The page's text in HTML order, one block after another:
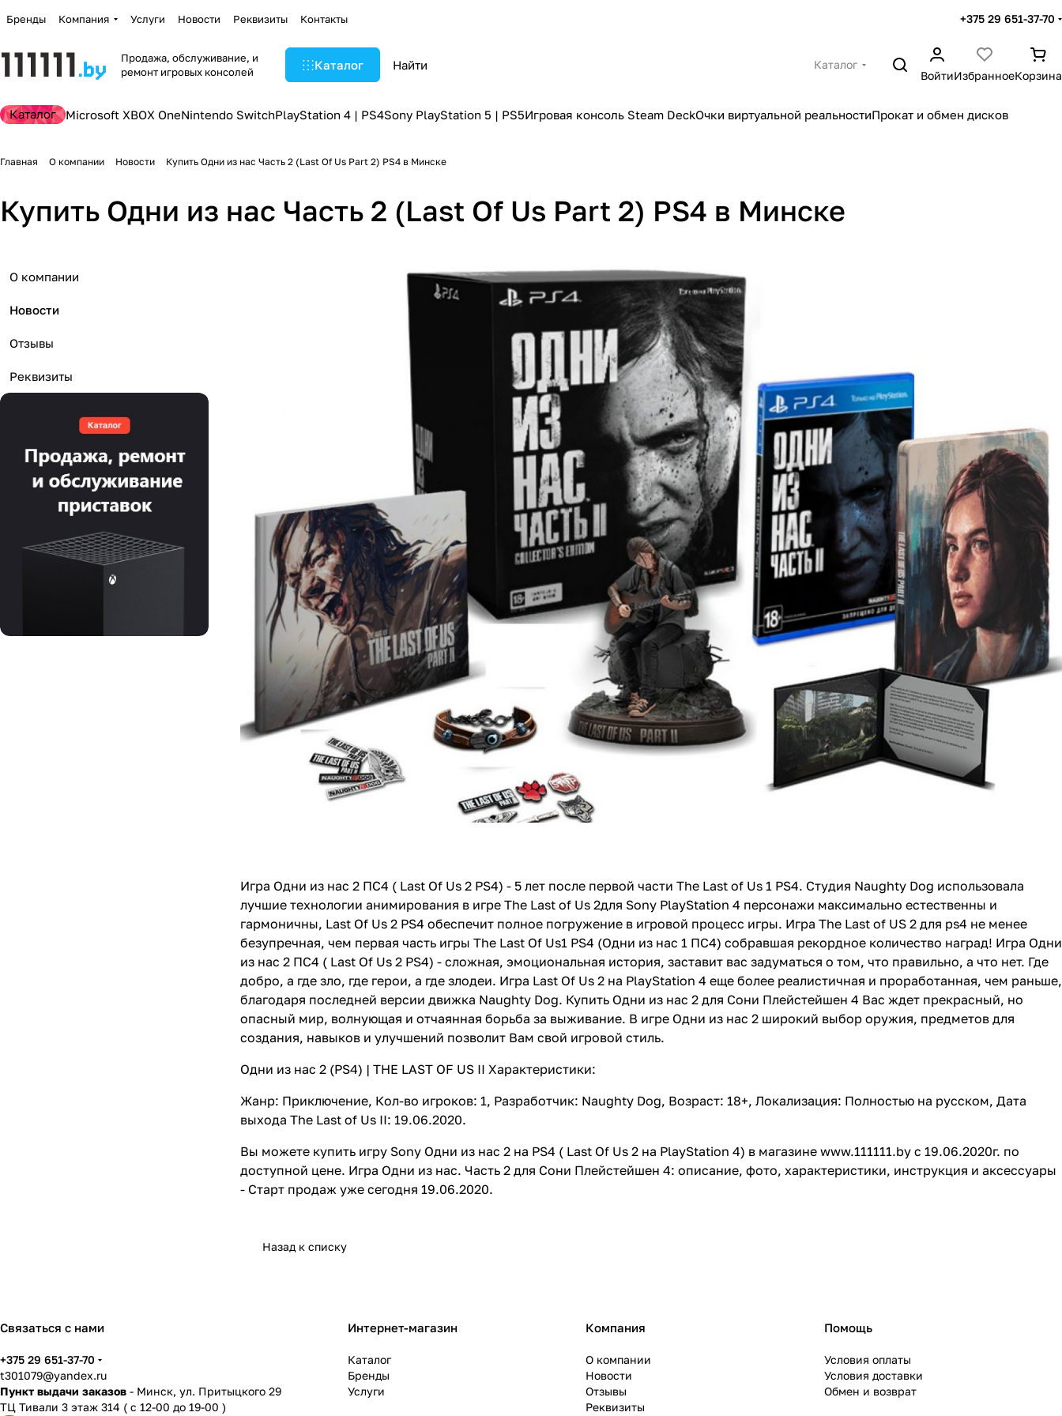
Бренды Компания Услуги Новости Реквизиты Контакты +375 29 651-37-70
Продажа, обслуживание, и
ремонт игровых консолей
Каталог
Каталог
ВойтиИзбранноеКорзина
Каталог Microsoft XBOX OneNintendo SwitchPlayStation 4 | PS4Sony PlayStation 5 | PS5Игровая консоль Steam DeckОчки виртуальной реальностиПрокат и обмен дисков
Главная О компании Новости Купить Одни из нас Часть 2 (Last Of Us Part 2) PS4 в Минске
Купить Одни из нас Часть 2 (Last Of Us Part 2) PS4 в Минске
Игра Одни из нас 2 ПС4 ( Last Of Us 2 PS4) - 5 лет после первой части The Last of Us 1 PS4. Cтудия Naughty Dog использовала
лучшие технологии анимирования в игре The Last of Us 2для Sony PlayStation 4 персонажи максимально естественны и
гармоничны, Last Of Us 2 PS4 обеспечит полное погружение в игровой процесс игры. Игра The Last of US 2 для ps4 не менее
безупречная, чем первая часть игры The Last Of Us1 PS4 (Одни из нас 1 ПС4) собравшая рекордное количество наград! Игра Одни
из нас 2 ПС4 ( Last Of Us 2 PS4) - сложная, эмоциональная история, заставит вас задуматься о том, что правильно, а что нет. Где
добро, а где зло, где герои, а где злодеи. Игра Last Of Us 2 на PlayStation 4 еще более реалистичная и проработанная, чем раньше,
благодаря последней версии движка Naughty Dog. Купить Одни из нас 2 для Сони Плейстейшен 4 Вас ждет прекрасный, но
опасный мир, волнующая и отчаянная борьба за выживание. В игре Одни из нас 2 широкий выбор оружия, предметов для
создания, навыков и улучшений позволит Вам свой игровой стиль.
Одни из нас 2 (PS4) | THE LAST OF US II Характеристики:
Жанр: Приключение, Кол-во игроков: 1, Разработчик: Naughty Dog, Возраст: 18+, Локализация: Полностью на русском, Дата
выхода The Last of Us II: 19.06.2020.
Вы можете купить игру Sony Одни из нас 2 на PS4 ( Last Of Us 2 на PlayStation 4) в магазине www.111111.by c 19.06.2020г. по
доступной цене. Игра Одни из нас. Часть 2 для Сони Плейстейшен 4: описание, фото, характеристики, инструкция и аксессуары
- Старт продаж уже сегодня 19.06.2020.
Назад к списку
О компании
Новости
Отзывы
Реквизиты
Связаться с нами
+375 29 651-37-70
t301079@yandex.ru
Пункт выдачи заказов - Минск, ул. Притыцкого 29
ТЦ Тивали 3 этаж 314 ( с 12-00 до 19-00 )
Интернет-магазин
Каталог
Бренды
Услуги
Компания
О компании
Новости
Отзывы
Реквизиты
Помощь
Условия оплаты
Условия доставки
Обмен и возврат